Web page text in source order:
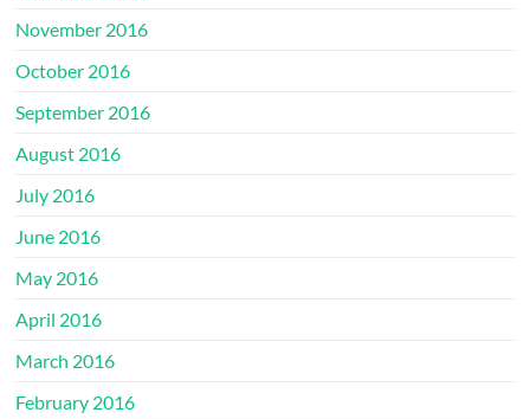
November 2016
October 2016
September 2016
August 2016
July 2016
June 2016
May 2016
April 2016
March 2016
February 2016